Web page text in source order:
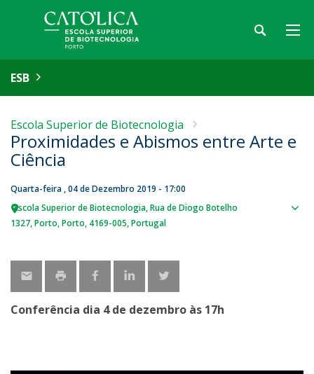
ESB
Escola Superior de Biotecnologia
Proximidades e Abismos entre Arte e
Ciência
Quarta-feira , 04 de Dezembro 2019 - 17:00
Escola Superior de Biotecnologia Rua de Diogo Botelho
1327 Porto Porto 4169-005 Portugal
Conferência dia 4 de dezembro às 17h